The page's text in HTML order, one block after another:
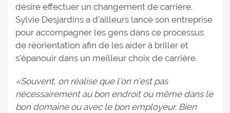
désire effectuer un changement de carrière.
Sylvie Desjardins a d’ailleurs lancé son entreprise
pour accompagner les gens dans ce processus
de réorientation afin de les aider à briller et
s’épanouir dans un meilleur choix de carrière.
«Souvent, on réalise que l’on n’est pas
nécessairement au bon endroit ou même dans le
bon domaine ou avec le bon employeur. Bien